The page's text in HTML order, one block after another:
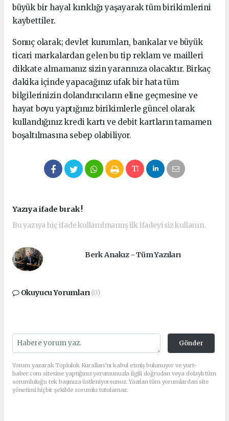
büyük bir hayal kırıklığı yaşayarak tüm birikimlerini
kaybettiler.
Sonuç olarak; devlet kurumları, bankalar ve büyük
ticari markalardan gelen bu tip reklam ve mailleri
dikkate almamanız sizin yararınıza olacaktır. Birkaç
dakika içinde yapacağınız ufak bir hata tüm
bilgilerinizin dolandırıcıların eline geçmesine ve
hayat boyu yaptığınız birikimlerle güncel olarak
kullandığınız kredi kartı ve debit kartların tamamen
boşaltılmasına sebep olabiliyor.
Yazıya ifade bırak !
Bu yazıya hiç ifade kullanılmamış ilk ifadeyi siz kullanın.
Berk Anakız - Tüm Yazıları
Okuyucu Yorumları(0)
Gönder
Yorum yazarak Topluluk Kuralları’nı kabul etmiş bulunuyor ve yurt-
haber.com sitesine yaptığınız yorumunuzla ilgili doğrudan veya dolaylı tüm
sorumluluğu tek başınıza üstleniyorsunuz. Yazılan tüm yorumlardan site
yönetimi hiçbir şekilde sorumlu tutulamaz.